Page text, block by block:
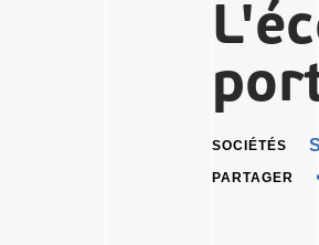
SOCIÉTÉS
PARTAGER